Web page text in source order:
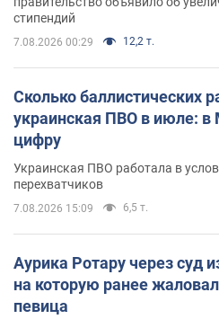
стипендий
7.08.2026 00:29 12,2 т.
Сколько баллистических
украинская ПВО в июле:
цифру
Украинская ПВО работала в
перехватчиков
7.08.2026 15:09 6,5 т.
Аурика Ротару через суд
на которую ранее
певица